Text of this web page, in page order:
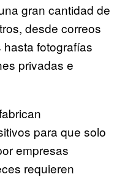
gran cantidad de
desde correos
fotografías
privadas e
para que solo
empresas
requieren